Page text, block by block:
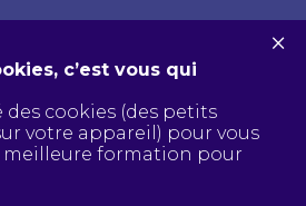
c’est vous qui
des cookies (des petits
votre appareil) pour vous
meilleure formation pour
×